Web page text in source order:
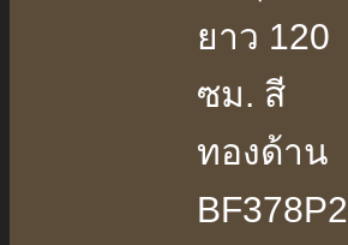
ยาว 120
ซม. สี
ทองด้าน
BF378P2